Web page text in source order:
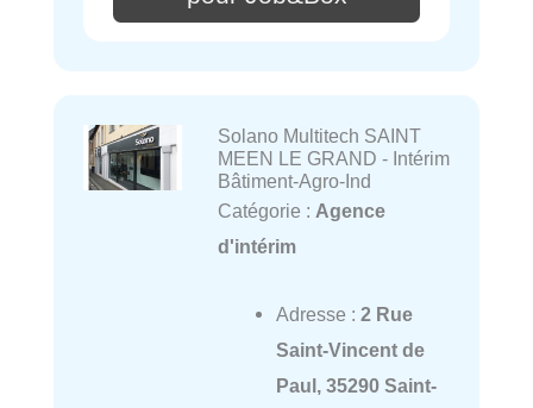
Solano Multitech SAINT
MEEN LE GRAND - Intérim
Bâtiment-Agro-Ind
Catégorie : Agence
d'intérim
Adresse : 2 Rue
Saint-Vincent de
Paul, 35290 Saint-